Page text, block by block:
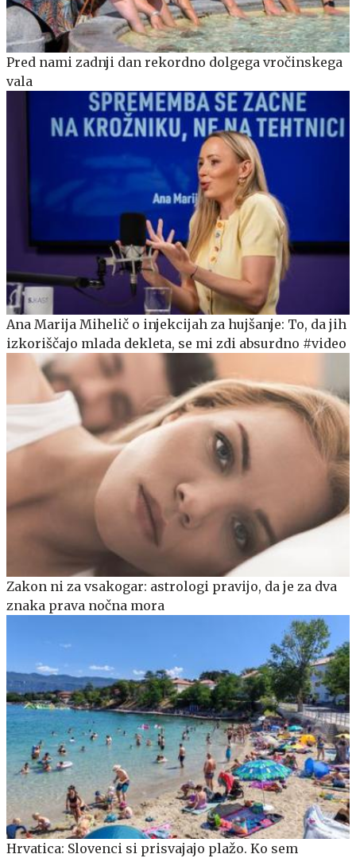
Pred nami zadnji dan rekordno dolgega vročinskega
vala
Ana Marija Mihelič o injekcijah za hujšanje: To, da jih
izkoriščajo mlada dekleta, se mi zdi absurdno #video
Zakon ni za vsakogar: astrologi pravijo, da je za dva
znaka prava nočna mora
Hrvatica: Slovenci si prisvajajo plažo. Ko sem